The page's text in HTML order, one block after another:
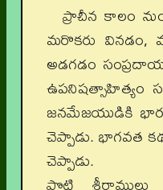
ప్రాచీన కాలం
మరొకరు వినడం,
అడగడం
ఉపనిషత్సాహిత్యం
జనమేజయుడికి
చెప్పాడు. భాగవత
చెప్పాడు.